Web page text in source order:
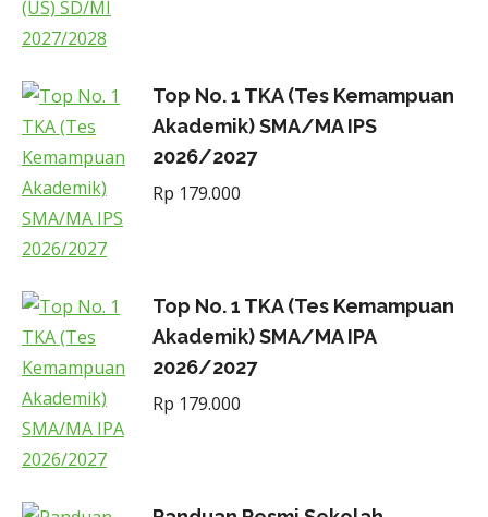
Top No. 1 TKA (Tes Kemampuan
Akademik) SMA/MA IPS
2026/2027
Rp 179.000
Top No. 1 TKA (Tes Kemampuan
Akademik) SMA/MA IPA
2026/2027
Rp 179.000